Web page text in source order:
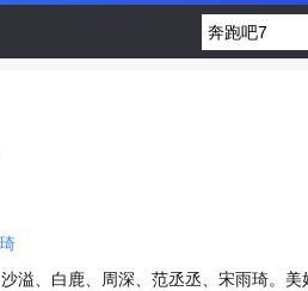
溢、白鹿、周深、范丞丞、宋雨琦。